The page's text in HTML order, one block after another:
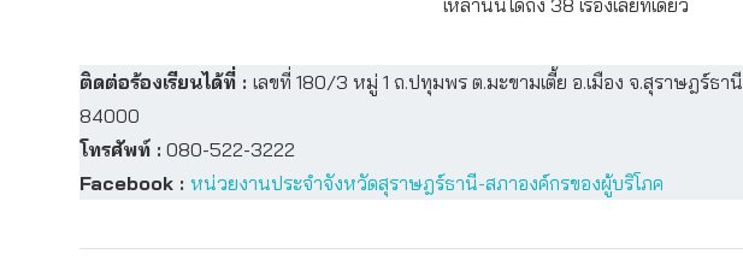
เหล่านั้นได้ถึง 38 เรื่องเลยทีเดียว
ติดต่อร้องเรียนได้ที่ : เลขที่ 180/3 หมู่ 1 ถ.ปทุมพร ต.มะขามเตี้ย อ.เมือง จ.สุราษฎร์ธานี
84000
โทรศัพท์ : 080-522-3222
Facebook : หน่วยงานประจำจังหวัดสุราษฎร์ธานี-สภาองค์กรของผู้บริโภค